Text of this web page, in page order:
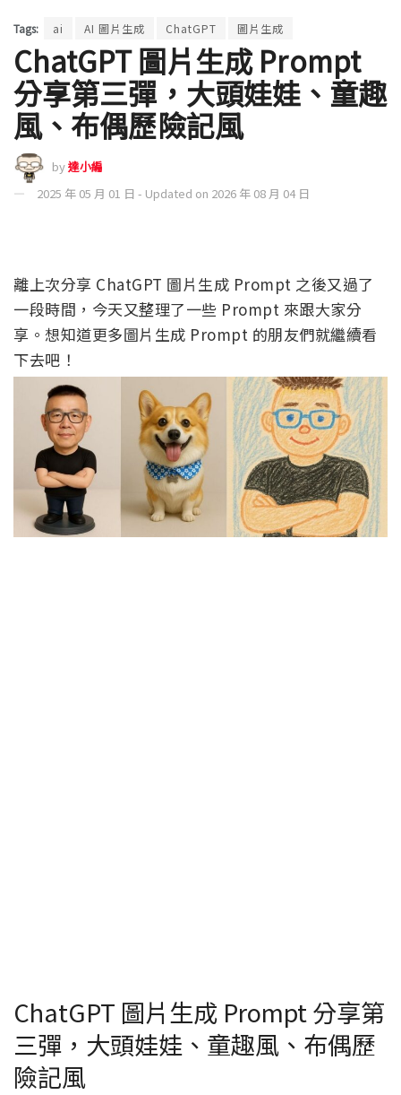
Tags: ai AI 圖片生成 ChatGPT 圖片生成
ChatGPT 圖片生成 Prompt
分享第三彈，大頭娃娃、童趣
風、布偶歷險記風
by達小編
2025 年 05 月 01 日 - Updated on 2026 年 08 月 04 日
離上次分享 ChatGPT 圖片生成 Prompt 之後又過了
一段時間，今天又整理了一些 Prompt 來跟大家分
享。想知道更多圖片生成 Prompt 的朋友們就繼續看
下去吧！
ChatGPT 圖片生成 Prompt 分享第
三彈，大頭娃娃、童趣風、布偶歷
險記風